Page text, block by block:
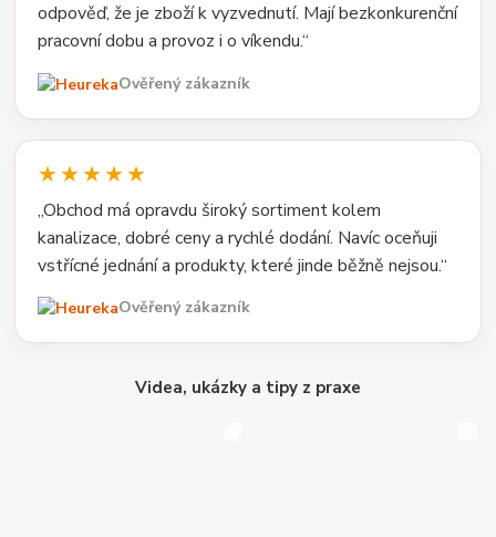
odpověď, že je zboží k vyzvednutí. Mají bezkonkurenční
pracovní dobu a provoz i o víkendu.“
Ověřený zákazník
★★★★★
„Obchod má opravdu široký sortiment kolem
kanalizace, dobré ceny a rychlé dodání. Navíc oceňuji
vstřícné jednání a produkty, které jinde běžně nejsou.“
Ověřený zákazník
Videa, ukázky a tipy z praxe